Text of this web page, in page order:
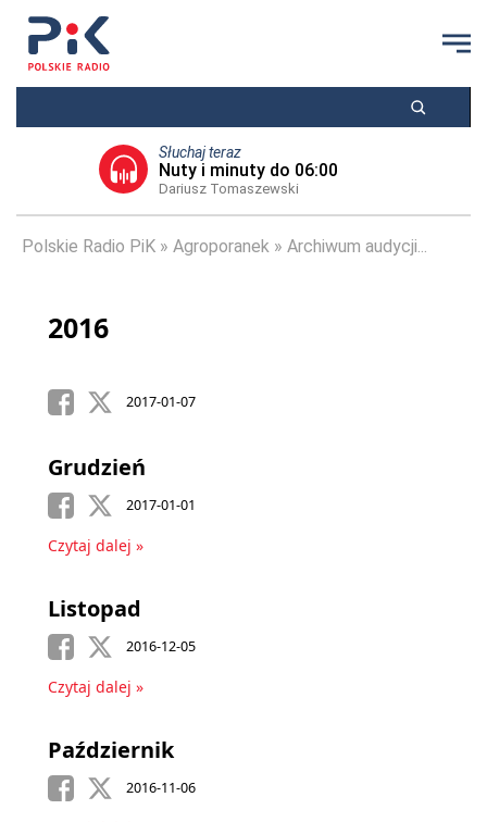
Słuchaj teraz
Nuty i minuty do 06:00
Dariusz Tomaszewski
Polskie Radio PiK Agroporanek Archiwum audycji...
2016
2017-01-07
Grudzień
2017-01-01
Czytaj dalej »
Listopad
2016-12-05
Czytaj dalej »
Październik
2016-11-06